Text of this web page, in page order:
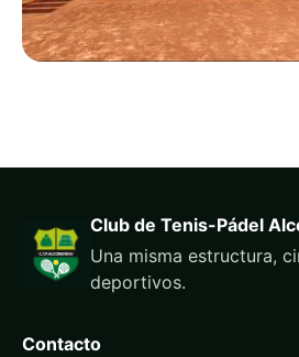
Club de Tenis-Pádel
Una misma estructura,
deportivos.
Contacto